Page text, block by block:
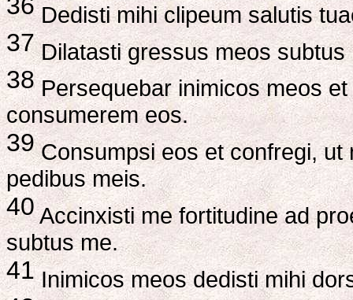
Dedisti mihi clipeum salutis
37Dilatasti gressus meos subtus
38Persequebar inimicos meos
consumerem eos.
39Consumpsi eos et confregi, ut
pedibus meis.
40Accinxisti me fortitudine ad
subtus me.
41Inimicos meos dedisti mihi